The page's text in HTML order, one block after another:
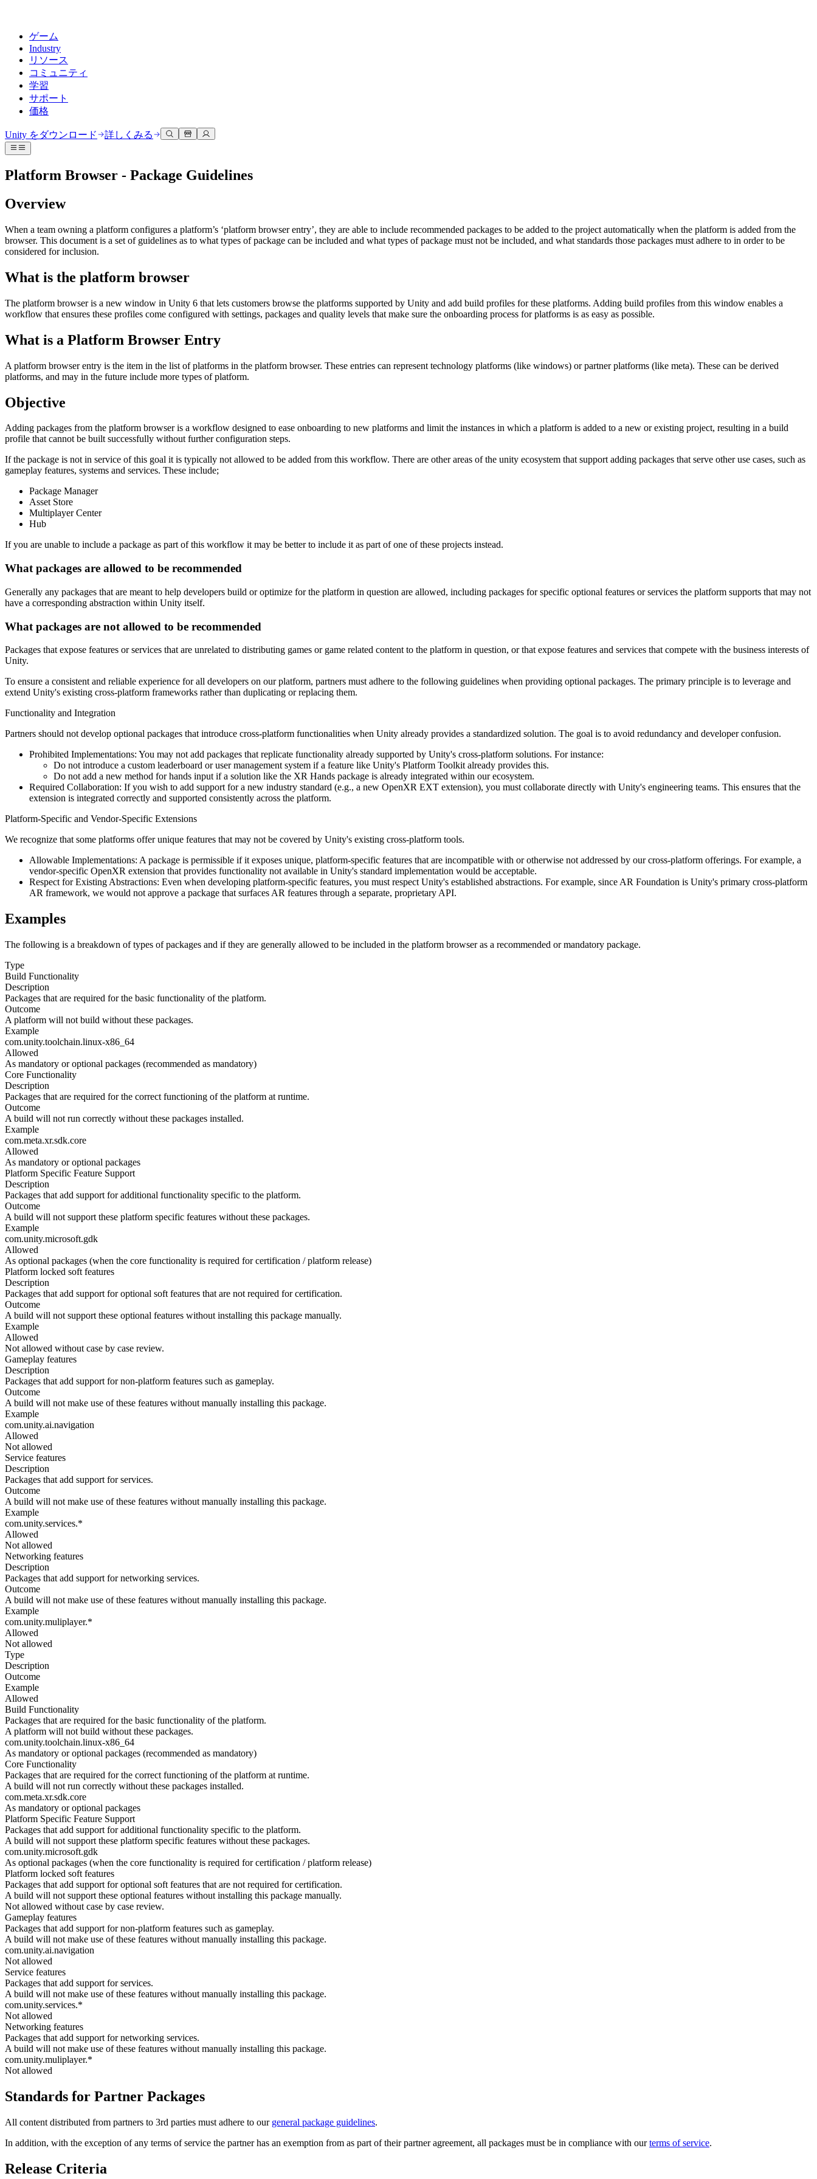
ゲーム
Industry
リソース
コミュニティ
学習
サポート
価格
Unityエンジン
任意のプラットフォーム向けに2Dおよび3Dゲームを構築
チームでの共同作業と迅速なイテレーション
プランと価格
マルチプラットフォーム
Unity がサポートする 25 以上のプラットフォームを見る
ローンチ後のインサイトとライブゲームオペレーション
詳しく見る
ストアとD2C全体でIAPを管理
収益化
プレイヤーを適切なゲームに接続する
活用事例
モバイルゲーム
インディーゲーム
少人数のチームで大規模なゲームを開発する
XR ゲーム
マルチプレイヤーゲーム
マルチプレイヤーゲーム制作を簡素化
3Dコラボレーション
リアルタイムで3Dプロジェクトを構築およびレビューする
没入型環境でのトレーニング
顧客体験
インタラクティブな3D体験を作成する
運用の卓越性を達成する
店内体験をオンライン体験に変換する
自動車
イノベーションと車内体験を促進する
ドキュメント
公式ユーザーマニュアルとAPIリファレンス
開発者ツール
ロードマップ
今後の機能をレビューする
用語集
技術用語のライブラリ
インサイト
ケーススタディ
ベストプラクティスガイド
デモ、サンプル、ビルディングブロック
すべてのリソース
新機能
更新情報、情報、技術的ヒント
お知らせ
ディスカッション
議論、問題解決、つながる
イベント
コミュニティストーリー
Made with Unity
開発者、クリエイター、インサイダーに参加する
Unity Awards
世界中のUnityクリエイターを祝う
Unity Learn
Unityトレーナーでチームをレベルアップ
スタートガイド
Unityエッセンシャルパスウェイ
Unity は初めてですか？旅を始めましょう
実用的なヒントとベストプラクティス
学生向け
教育を大幅に強化
教育機関向けライセンス
Unityの力をあなたの機関に持ち込む
認定教材
Unityのマスタリーを証明する
ヘルプを得る
Unityで成功するためのサポート
専門的なサポートで目標を早く達成する
FAQ
よくある質問への回答
お問い合わせ
私たちのチームに連絡する
Unity をダウンロード 詳しくみる
Platform Browser - Package Guidelines
Overview
When a team owning a platform configures a platform’s ‘platform browser entry’, they are able to include recommended packages to be added to the project automatically when the platform is added from the
browser. This document is a set of guidelines as to what types of package can be included and what types of package must not be included, and what standards those packages must adhere to in order to be
considered for inclusion.
What is the platform browser
The platform browser is a new window in Unity 6 that lets customers browse the platforms supported by Unity and add build profiles for these platforms. Adding build profiles from this window enables a
workflow that ensures these profiles come configured with settings, packages and quality levels that make sure the onboarding process for platforms is as easy as possible.
What is a Platform Browser Entry
A platform browser entry is the item in the list of platforms in the platform browser. These entries can represent technology platforms (like windows) or partner platforms (like meta). These can be derived
platforms, and may in the future include more types of platform.
Objective
Adding packages from the platform browser is a workflow designed to ease onboarding to new platforms and limit the instances in which a platform is added to a new or existing project, resulting in a build
profile that cannot be built successfully without further configuration steps.
If the package is not in service of this goal it is typically not allowed to be added from this workflow. There are other areas of the unity ecosystem that support adding packages that serve other use cases, such as
gameplay features, systems and services. These include;
Package Manager
Asset Store
Multiplayer Center
Hub
If you are unable to include a package as part of this workflow it may be better to include it as part of one of these projects instead.
What packages are allowed to be recommended
Generally any packages that are meant to help developers build or optimize for the platform in question are allowed, including packages for specific optional features or services the platform supports that may not
have a corresponding abstraction within Unity itself.
What packages are not allowed to be recommended
Packages that expose features or services that are unrelated to distributing games or game related content to the platform in question, or that expose features and services that compete with the business interests of
Unity.
To ensure a consistent and reliable experience for all developers on our platform, partners must adhere to the following guidelines when providing optional packages. The primary principle is to leverage and
extend Unity's existing cross-platform frameworks rather than duplicating or replacing them.
Functionality and Integration
Partners should not develop optional packages that introduce cross-platform functionalities when Unity already provides a standardized solution. The goal is to avoid redundancy and developer confusion.
Prohibited Implementations: You may not add packages that replicate functionality already supported by Unity's cross-platform solutions. For instance:
Do not introduce a custom leaderboard or user management system if a feature like Unity's Platform Toolkit already provides this.
Do not add a new method for hands input if a solution like the XR Hands package is already integrated within our ecosystem.
Required Collaboration: If you wish to add support for a new industry standard (e.g., a new OpenXR EXT extension), you must collaborate directly with Unity's engineering teams. This ensures that the
extension is integrated correctly and supported consistently across the platform.
Platform-Specific and Vendor-Specific Extensions
We recognize that some platforms offer unique features that may not be covered by Unity's existing cross-platform tools.
Allowable Implementations: A package is permissible if it exposes unique, platform-specific features that are incompatible with or otherwise not addressed by our cross-platform offerings. For example, a
vendor-specific OpenXR extension that provides functionality not available in Unity's standard implementation would be acceptable.
Respect for Existing Abstractions: Even when developing platform-specific features, you must respect Unity's established abstractions. For example, since AR Foundation is Unity's primary cross-platform
AR framework, we would not approve a package that surfaces AR features through a separate, proprietary API.
Examples
The following is a breakdown of types of packages and if they are generally allowed to be included in the platform browser as a recommended or mandatory package.
Type
Build Functionality
Description
Packages that are required for the basic functionality of the platform.
Outcome
A platform will not build without these packages.
Example
com.unity.toolchain.linux-x86_64
Allowed
As mandatory or optional packages (recommended as mandatory)
Core Functionality
Description
Packages that are required for the correct functioning of the platform at runtime.
Outcome
A build will not run correctly without these packages installed.
Example
com.meta.xr.sdk.core
Allowed
As mandatory or optional packages
Platform Specific Feature Support
Description
Packages that add support for additional functionality specific to the platform.
Outcome
A build will not support these platform specific features without these packages.
Example
com.unity.microsoft.gdk
Allowed
As optional packages (when the core functionality is required for certification / platform release)
Platform locked soft features
Description
Packages that add support for optional soft features that are not required for certification.
Outcome
A build will not support these optional features without installing this package manually.
Example
Allowed
Not allowed without case by case review.
Gameplay features
Description
Packages that add support for non-platform features such as gameplay.
Outcome
A build will not make use of these features without manually installing this package.
Example
com.unity.ai.navigation
Allowed
Not allowed
Service features
Description
Packages that add support for services.
Outcome
A build will not make use of these features without manually installing this package.
Example
com.unity.services.*
Allowed
Not allowed
Networking features
Description
Packages that add support for networking services.
Outcome
A build will not make use of these features without manually installing this package.
Example
com.unity.muliplayer.*
Allowed
Not allowed
Type
Description
Outcome
Example
Allowed
Build Functionality
Packages that are required for the basic functionality of the platform.
A platform will not build without these packages.
com.unity.toolchain.linux-x86_64
As mandatory or optional packages (recommended as mandatory)
Core Functionality
Packages that are required for the correct functioning of the platform at runtime.
A build will not run correctly without these packages installed.
com.meta.xr.sdk.core
As mandatory or optional packages
Platform Specific Feature Support
Packages that add support for additional functionality specific to the platform.
A build will not support these platform specific features without these packages.
com.unity.microsoft.gdk
As optional packages (when the core functionality is required for certification / platform release)
Platform locked soft features
Packages that add support for optional soft features that are not required for certification.
A build will not support these optional features without installing this package manually.
Not allowed without case by case review.
Gameplay features
Packages that add support for non-platform features such as gameplay.
A build will not make use of these features without manually installing this package.
com.unity.ai.navigation
Not allowed
Service features
Packages that add support for services.
A build will not make use of these features without manually installing this package.
com.unity.services.*
Not allowed
Networking features
Packages that add support for networking services.
A build will not make use of these features without manually installing this package.
com.unity.muliplayer.*
Not allowed
Standards for Partner Packages
All content distributed from partners to 3rd parties must adhere to our general package guidelines.
In addition, with the exception of any terms of service the partner has an exemption from as part of their partner agreement, all packages must be in compliance with ourterms of service.
Release Criteria